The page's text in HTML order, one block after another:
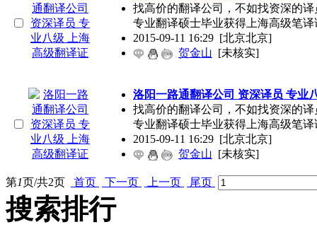
找高价的翻译公司，不如找资深的
专业翻译硕士毕业获得上海高级笔译
2015-09-11 16:29 [北京北京]
贺金山 [未核实]
洛阳一路通翻译公司 资深译员 专业
找高价的翻译公司，不如找资深的
专业翻译硕士毕业获得上海高级笔译
2015-09-11 16:29 [北京北京]
贺金山 [未核实]
第1页/共2页 首页 下一页 上一页 尾页
搜索排行